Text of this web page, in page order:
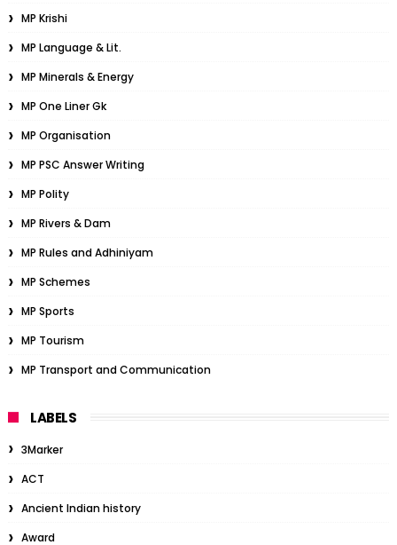
MP Krishi
MP Language & Lit.
MP Minerals & Energy
MP One Liner Gk
MP Organisation
MP PSC Answer Writing
MP Polity
MP Rivers & Dam
MP Rules and Adhiniyam
MP Schemes
MP Sports
MP Tourism
MP Transport and Communication
LABELS
3Marker
ACT
Ancient Indian history
Award